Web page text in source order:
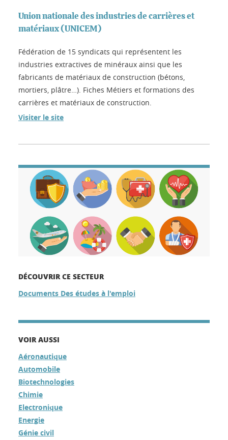
Union nationale des industries de carrières et
matériaux (UNICEM)
Fédération de 15 syndicats qui représentent les
industries extractives de minéraux ainsi que les
fabricants de matériaux de construction (bétons,
mortiers, plâtre…). Fiches Métiers et formations des
carrières et matériaux de construction.
Visiter le site
DÉCOUVRIR CE SECTEUR
Documents Des études à l'emploi
VOIR AUSSI
Aéronautique
Automobile
Biotechnologies
Chimie
Electronique
Energie
Génie civil